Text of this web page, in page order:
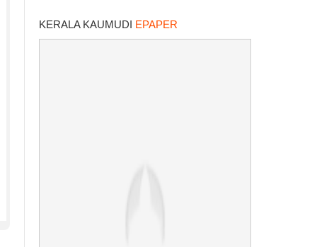
KERALA KAUMUDI EPAPER